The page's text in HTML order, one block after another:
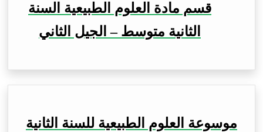
قسم مادة العلوم الطبيعية السنة
الثانية متوسط – الجيل الثاني
موسوعة العلوم الطبيعية للسنة الثانية